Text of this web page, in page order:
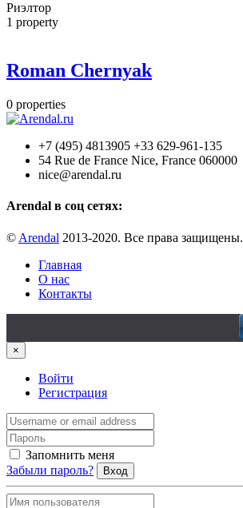
Риэлтор
1 property
Roman Chernyak
0 properties
+7 (495) 4813905 +33 629-961-135
54 Rue de France Nice, France 060000
nice@arendal.ru
Arendal в соц сетях:
© Arendal 2013-2020. Все права защищены.
Главная
О нас
Контакты
×
Войти
Регистрация
Запомнить меня
Забыли пароль?
Вход